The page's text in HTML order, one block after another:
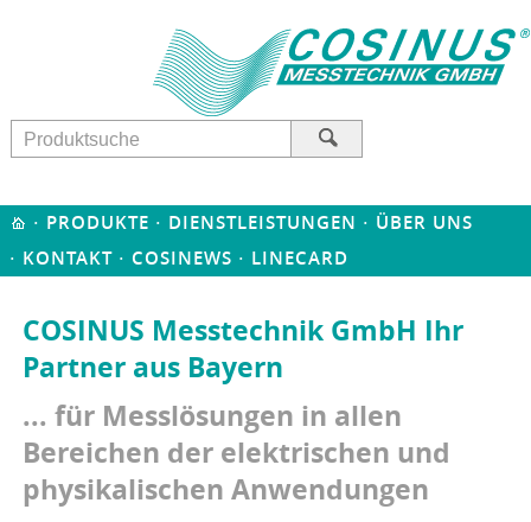
· PRODUKTE · DIENSTLEISTUNGEN · ÜBER UNS
· KONTAKT · COSINEWS · LINECARD
COSINUS Messtechnik GmbH Ihr
Partner aus Bayern
... für Messlösungen in allen
Bereichen der elektrischen und
physikalischen Anwendungen